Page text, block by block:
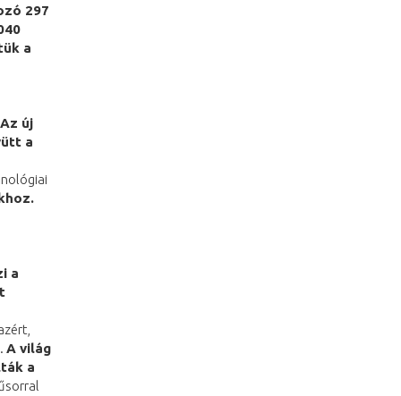
297
a
Az új
a
a
A világ
a